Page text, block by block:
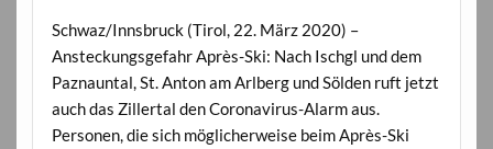
Schwaz/Innsbruck (Tirol, 22. März 2020) –
Ansteckungsgefahr Après-Ski: Nach Ischgl und dem
Paznauntal, St. Anton am Arlberg und Sölden ruft jetzt
auch das Zillertal den Coronavirus-Alarm aus.
Personen, die sich möglicherweise beim Après-Ski